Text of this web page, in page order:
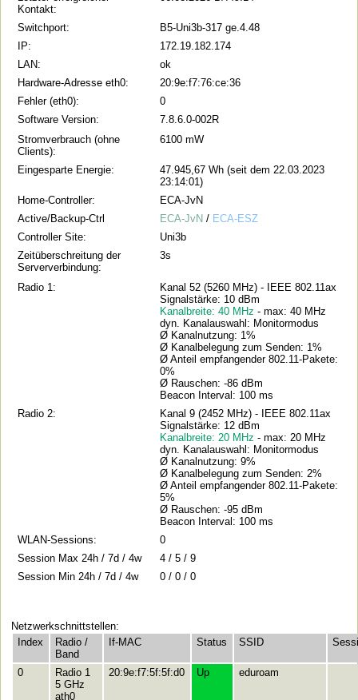
Kontakt:
Switchport:
B5-Uni3b-317 ge.4.48
IP:
172.19.182.174
LAN:
ok
Hardware-Adresse eth0:
20:9e:f7:76:ce:36
Fehler (eth0):
0
Software Version:
7.8.6.0-002R
Stromverbrauch (ohne
Clients):
6100 mW
Eingesparte Energie:
47.945,67 Wh (seit dem 22.03.2023
23:14:01)
Home-Controller:
ECA-JvN
Active/Backup-Ctrl
ECA-JvN / ECA-ESZ
Controller Site:
Uni3b
Zeitüberschreitung der
Serververbindung:
3s
Radio 1:
Kanal 52 (5260 MHz) - IEEE 802.11ax
Signalstärke: 10 dBm
Kanalbreite: 40 MHz- max: 40 MHz
dyn. Kanalauswahl: Monitormodus
Ø Kanalnutzung: 1%
Ø Kanalbelegung zum Senden: 1%
Ø Anteil empfangender 802.11-Pakete:
0%
Ø Rauschen: -86 dBm
Beacon Interval: 100 ms
Radio 2:
Kanal 9 (2452 MHz) - IEEE 802.11ax
Signalstärke: 12 dBm
Kanalbreite: 20 MHz- max: 20 MHz
dyn. Kanalauswahl: Monitormodus
Ø Kanalnutzung: 9%
Ø Kanalbelegung zum Senden: 2%
Ø Anteil empfangender 802.11-Pakete:
5%
Ø Rauschen: -95 dBm
Beacon Interval: 100 ms
WLAN-Sessions:
0
Session Max 24h / 7d / 4w
4 / 5 / 9
Session Min 24h / 7d / 4w
0 / 0 / 0
Netzwerkschnittstellen:
Index
Radio /
Band
If-MAC Status SSID
0
Radio 1
5 GHz
ath0
20:9e:f7:5f:5f:d0 Up eduroam